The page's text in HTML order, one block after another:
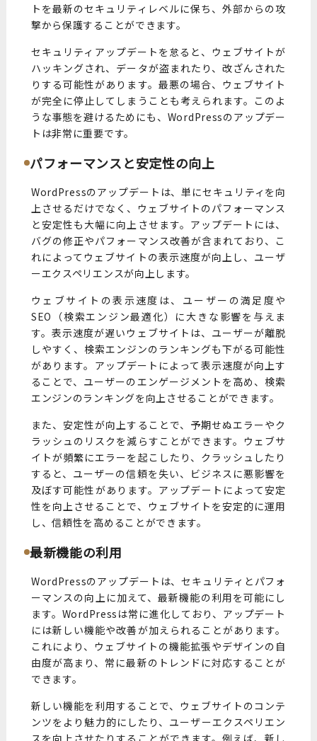
トを最新のセキュリティレベルに保ち、外部からの攻
撃から保護することができます。
セキュリティアップデートを怠ると、ウェブサイトが
ハッキングされ、データが盗まれたり、改ざんされた
りする可能性があります。最悪の場合、ウェブサイト
が完全に停止してしまうことも考えられます。このよ
うな事態を避けるためにも、WordPressのアップデー
トは非常に重要です。
パフォーマンスと安定性の向上
WordPressのアップデートは、単にセキュリティを向
上させるだけでなく、ウェブサイトのパフォーマンス
と安定性も大幅に向上させます。アップデートには、
バグの修正やパフォーマンス改善が含まれており、こ
れによってウェブサイトの表示速度が向上し、ユーザ
ーエクスペリエンスが向上します。
ウェブサイトの表示速度は、ユーザーの満足度や
SEO（検索エンジン最適化）に大きな影響を与えま
す。表示速度が遅いウェブサイトは、ユーザーが離脱
しやすく、検索エンジンのランキングも下がる可能性
があります。アップデートによって表示速度が向上す
ることで、ユーザーのエンゲージメントを高め、検索
エンジンのランキングを向上させることができます。
また、安定性が向上することで、予期せぬエラーやク
ラッシュのリスクを減らすことができます。ウェブサ
イトが頻繁にエラーを起こしたり、クラッシュしたり
すると、ユーザーの信頼を失い、ビジネスに悪影響を
及ぼす可能性があります。アップデートによって安定
性を向上させることで、ウェブサイトを安定的に運用
し、信頼性を高めることができます。
最新機能の利用
WordPressのアップデートは、セキュリティとパフォ
ーマンスの向上に加えて、最新機能の利用を可能にし
ます。WordPressは常に進化しており、アップデート
には新しい機能や改善が加えられることがあります。
これにより、ウェブサイトの機能拡張やデザインの自
由度が高まり、常に最新のトレンドに対応することが
できます。
新しい機能を利用することで、ウェブサイトのコンテ
ンツをより魅力的にしたり、ユーザーエクスペリエン
スを向上させたりすることができます。例えば、新し